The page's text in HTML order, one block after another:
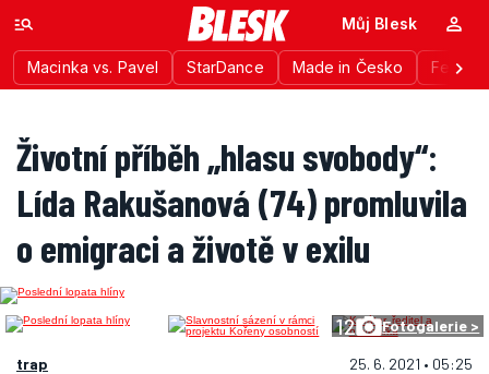
Macinka vs. Pavel StarDance Made in Česko
Můj Blesk
Životní příběh „hlasu svobody“:
Lída Rakušanová (74) promluvila
o emigraci a životě v exilu
12 Fotogalerie >
trap 25. 6. 2021 • 05:25